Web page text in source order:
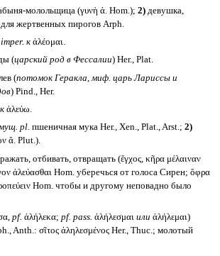
молольщица (γυνὴ ἀ. Hom.); 2)девушка,
жертвенных пирогов Arph.
imper. кἀλέομαι.
(царский род в Фессалии) Her., Plat.
(потомок Геракла, миф. царь Лариссы и
) Pind., Her.
кἀλεύω.
pl. пшеничная мука Her., Xen., Plat., Arst.; 2)
ἄ. Plut.).
отбивать, отвращать (ἔγχος, κῆρα μέλαιναν
ἀλεύασθαι Hom. уберечься от голоса Сирен; ὄφρα
Hom. чтобы и другому неповадно было
pf. ἀλήλεκα; pf. pass. ἀλήλεσμαι или ἀλήλεμαι)
Anth.: σῖτος ἀληλεσμένος Her., Thuc.; молотый